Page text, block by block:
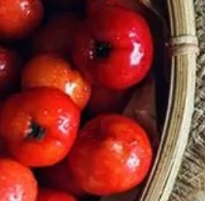
COM
DE ABACAXI,
HORTELÃ E